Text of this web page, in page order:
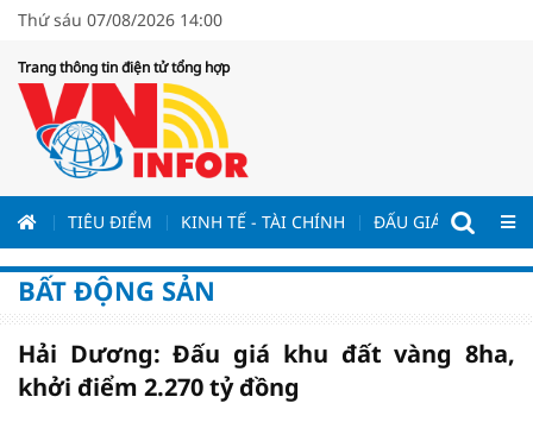
Thứ sáu 07/08/2026 14:00
Trang thông tin điện tử tổng hợp
TIÊU ĐIỂM KINH TẾ - TÀI CHÍNH ĐẤU GIÁ - ĐẤU
BẤT ĐỘNG SẢN
Hải Dương: Đấu giá khu đất vàng 8ha,
khởi điểm 2.270 tỷ đồng